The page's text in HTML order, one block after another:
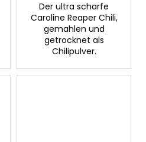
Der ultra scharfe
Caroline Reaper Chili,
gemahlen und
getrocknet als
Chilipulver.